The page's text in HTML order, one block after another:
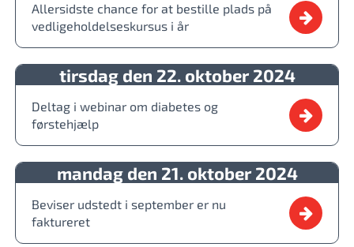
Allersidste chance for at bestille plads på
vedligeholdelseskursus i år
tirsdag den 22. oktober 2024
Deltag i webinar om diabetes og
førstehjælp
mandag den 21. oktober 2024
Beviser udstedt i september er nu
faktureret